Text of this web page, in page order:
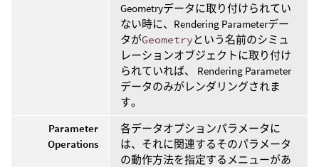
Geometryデータに取り付けられてい
ない時に、Rendering Parameterデー
タがGeometryという名前のシミュ
レーションオブジェクトに取り付け
られていれば、 Rendering Parameter
データのみがレンダリングされま
す。
Parameter
Operations
各データオプションパラメータに
は、それに関連するそのパラメータ
の動作方法を指定するメニューがあ